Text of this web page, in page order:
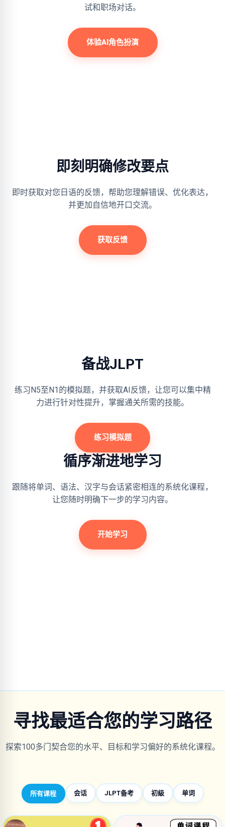
试和职场对话。
体验AI角色扮演
即刻明确修改要点
即时获取对您日语的反馈，帮助您理解错误、优化表达，
并更加自信地开口交流。
获取反馈
备战JLPT
练习N5至N1的模拟题，并获取AI反馈，让您可以集中精
力进行针对性提升，掌握通关所需的技能。
练习模拟题
循序渐进地学习
跟随将单词、语法、汉字与会话紧密相连的系统化课程，
让您随时明确下一步的学习内容。
开始学习
寻找最适合您的学习路径
探索100多门契合您的水平、目标和学习偏好的系统化课程。
所有课程 会话 JLPT备考 初級 单词